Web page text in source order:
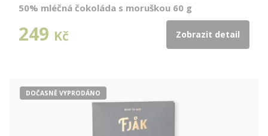
50% mléčná čokoláda s moruškou 60 g
249 Kč Zobrazit detail
DOČASNĚ VYPRODÁNO